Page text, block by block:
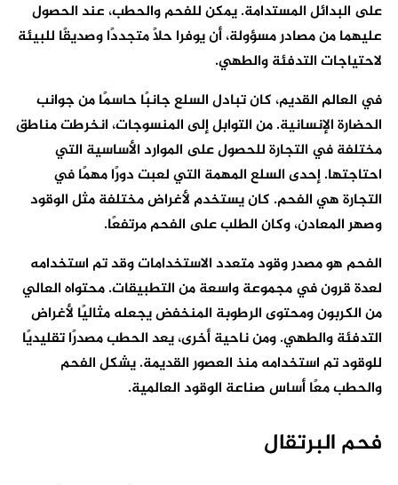
على البدائل المستدامة. يمكن للفحم والحطب، عند الحصول
عليهما من مصادر مسؤولة، أن يوفرا حلاً متجددًا وصديقًا للبيئة
لاحتياجات التدفئة والطهي.
في العالم القديم، كان تبادل السلع جانبًا حاسمًا من جوانب
الحضارة الإنسانية. من التوابل إلى المنسوجات، انخرطت مناطق
مختلفة في التجارة للحصول على الموارد الأساسية التي
احتاجتها. إحدى السلع المهمة التي لعبت دورًا مهمًا في
التجارة هي الفحم. كان يستخدم لأغراض مختلفة مثل الوقود
وصهر المعادن، وكان الطلب على الفحم مرتفعًا.
الفحم هو مصدر وقود متعدد الاستخدامات وقد تم استخدامه
لعدة قرون في مجموعة واسعة من التطبيقات. محتواه العالي
من الكربون ومحتوى الرطوبة المنخفض يجعله مثاليًا لأغراض
التدفئة والطهي. ومن ناحية أخرى، يعد الحطب مصدرًا تقليديًا
للوقود تم استخدامه منذ العصور القديمة. يشكل الفحم
والحطب معًا أساس صناعة الوقود العالمية.
فحم البرتقال